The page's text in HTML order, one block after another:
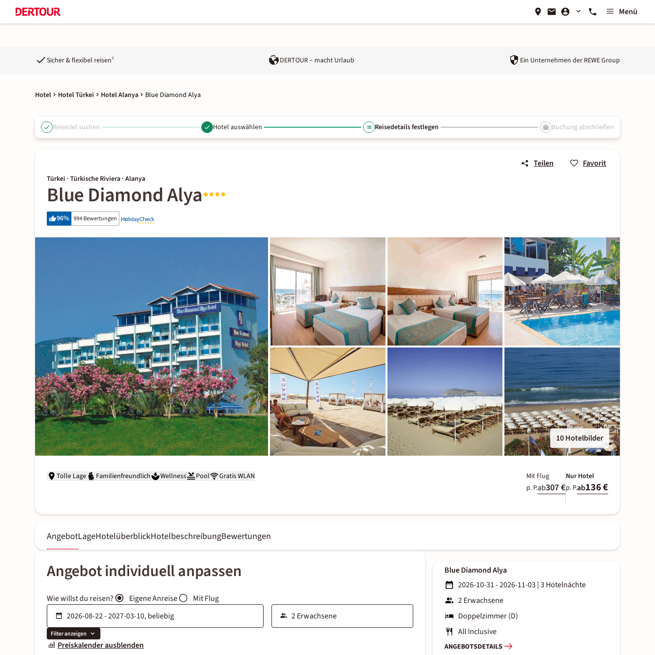
Menü
Sicher & flexibel reisen¹ DERTOUR – macht Urlaub Ein Unternehmen der REWE Group
Hotel Hotel Türkei Hotel Alanya Blue Diamond Alya
Reiseziel suchen Hotel auswählen Reisedetails festlegen Buchung abschließen
Teilen Favorit
Türkei · Türkische Riviera · Alanya
Blue Diamond Alya
96% 994 Bewertungen
10 Hotelbilder
Tolle Lage Familienfreundlich Wellness Pool Gratis WLAN
Mit Flug
p. P.ab307 €
Nur Hotel
p. P.ab136 €
AngebotLageHotelüberblickHotelbeschreibungBewertungen
Angebot individuell anpassen
Wie willst du reisen? Eigene Anreise Mit Flug
Filter anzeigen
Preiskalender ausblenden
Blue Diamond Alya
2026-10-31 - 2026-11-03 |3 Hotelnächte
2 Erwachsene
Doppelzimmer (D)
All Inclusive
ANGEBOTSDETAILS